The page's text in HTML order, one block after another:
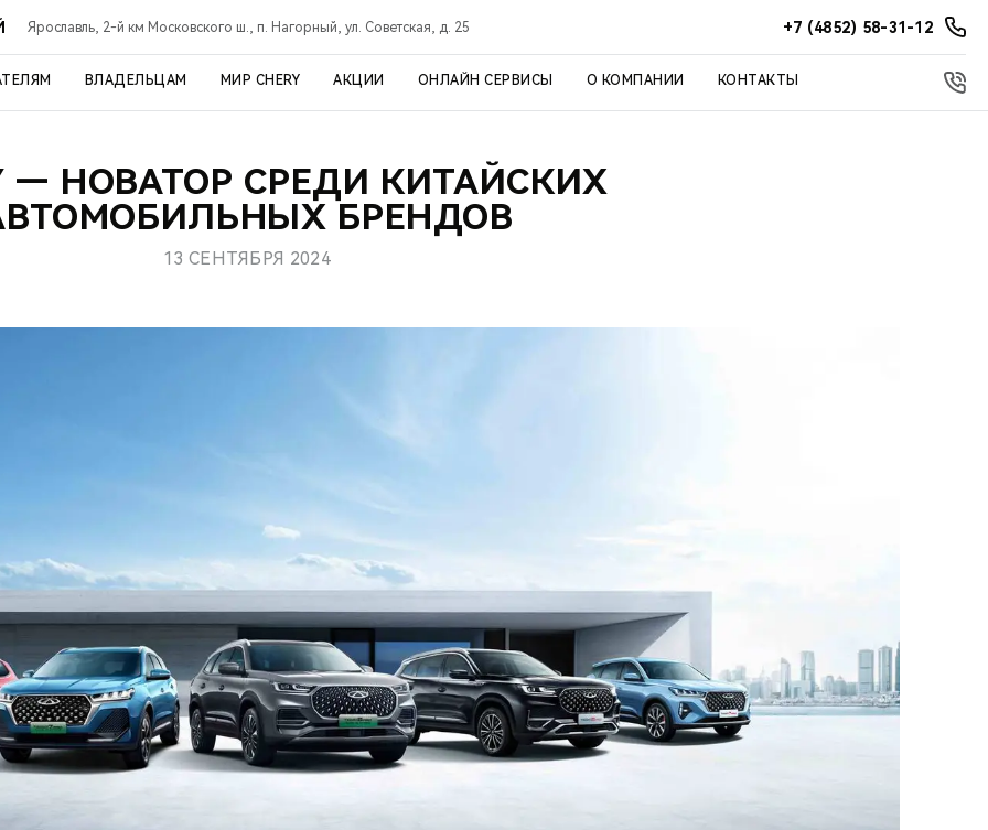
Ярославль, 2-й км Московского ш., п. Нагорный, ул. Советская, д. 25 +7 (4852) 58-31-12
ВЛАДЕЛЬЦАМ МИР CHERY АКЦИИ ОНЛАЙН СЕРВИСЫ О КОМПАНИИ КОНТАКТЫ
— НОВАТОР СРЕДИ КИТАЙСКИХ
БРЕНДОВ
13 СЕНТЯБРЯ 2024